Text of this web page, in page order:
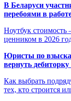
В Беларуси
перебоями в
Ноутбук стоимость
ценником в 2026
Юристы по
вернуть
Как выбрать
тех, кто строится